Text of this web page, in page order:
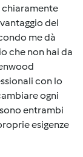
del
me dà
che non hai da
con lo
ogni
entrambi
esigenze